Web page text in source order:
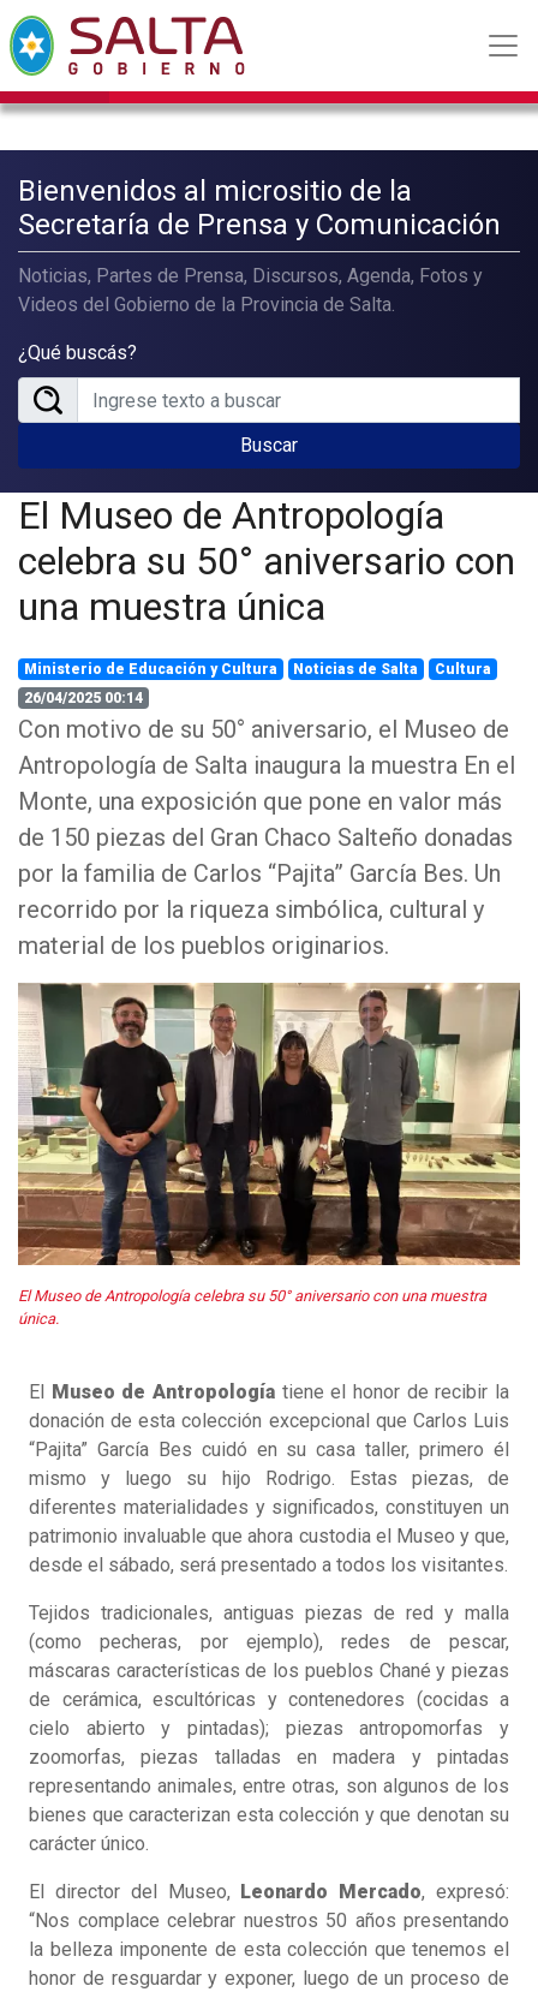
Bienvenidos al micrositio de la
Secretaría de Prensa y Comunicación
Noticias, Partes de Prensa, Discursos, Agenda, Fotos y
Videos del Gobierno de la Provincia de Salta.
¿Qué buscás?
Buscar
El Museo de Antropología
celebra su 50° aniversario con
una muestra única
Ministerio de Educación y Cultura Noticias de Salta
Cultura
26/04/2025 00:14
Con motivo de su 50° aniversario, el Museo de
Antropología de Salta inaugura la muestra En el
Monte, una exposición que pone en valor más
de 150 piezas del Gran Chaco Salteño donadas
por la familia de Carlos “Pajita” García Bes. Un
recorrido por la riqueza simbólica, cultural y
material de los pueblos originarios.
El Museo de Antropología celebra su 50° aniversario con una muestra
única.
El Museo de Antropología tiene el honor de recibir la
donación de esta colección excepcional que Carlos Luis
“Pajita” García Bes cuidó en su casa taller, primero él
mismo y luego su hijo Rodrigo. Estas piezas, de
diferentes materialidades y significados, constituyen un
patrimonio invaluable que ahora custodia el Museo y que,
desde el sábado, será presentado a todos los visitantes.
Tejidos tradicionales, antiguas piezas de red y malla
(como pecheras, por ejemplo), redes de pescar,
máscaras características de los pueblos Chané y piezas
de cerámica, escultóricas y contenedores (cocidas a
cielo abierto y pintadas); piezas antropomorfas y
zoomorfas, piezas talladas en madera y pintadas
representando animales, entre otras, son algunos de los
bienes que caracterizan esta colección y que denotan su
carácter único.
El director del Museo, Leonardo Mercado, expresó:
“Nos complace celebrar nuestros 50 años presentando
la belleza imponente de esta colección que tenemos el
honor de resguardar y exponer, luego de un proceso de